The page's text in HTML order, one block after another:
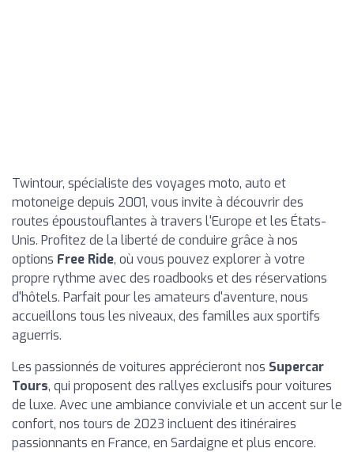
Twintour, spécialiste des voyages moto, auto et
motoneige depuis 2001, vous invite à découvrir des
routes époustouflantes à travers l'Europe et les États-
Unis. Profitez de la liberté de conduire grâce à nos
options Free Ride, où vous pouvez explorer à votre
propre rythme avec des roadbooks et des réservations
d'hôtels. Parfait pour les amateurs d'aventure, nous
accueillons tous les niveaux, des familles aux sportifs
aguerris.
Les passionnés de voitures apprécieront nos Supercar
Tours, qui proposent des rallyes exclusifs pour voitures
de luxe. Avec une ambiance conviviale et un accent sur le
confort, nos tours de 2023 incluent des itinéraires
passionnants en France, en Sardaigne et plus encore.